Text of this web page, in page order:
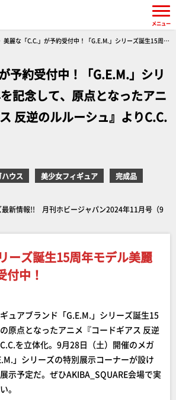
美麗な「C.C.」が予約受付中！「G.E.M.」シリーズ誕生15周年
予約受付中！「G.E.M.」シリ
記念して、原点となったアニ
反逆のルルーシュ』よりC.C.
ハウス 美少女フィギュア
完成品
最新情報!! 月刊ホビージャパン2024年11月号（9
ーズ誕生15周年モデル美麗
付中！
ュアブランド「G.E.M.」シリーズ誕生15
原点となったアニメ『コードギアス 反逆
を立体化。9月28日（土）開催のメガ
」シリーズの特別展示コーナーが設け
示予定だ。ぜひAKIBA_SQUARE会場で実
。
メニュー